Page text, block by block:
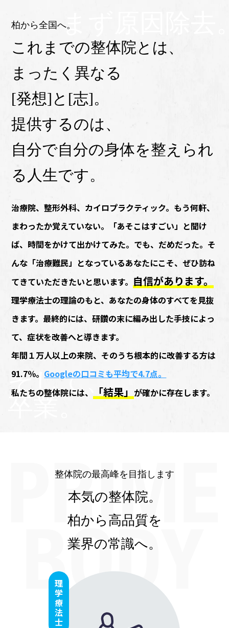
柏から全国へ。
これまでの整体院とは、
まったく異なる
[発想]と[志]。
提供するのは、
⾃分で⾃分の⾝体を整えられ
る⼈⽣です。
治療院、整形外科、カイロプラクティック。もう何軒、
まわったか覚えていない。「あそこはすごい」と聞け
ば、時間をかけて出かけてみた。でも、だめだった。そ
んな「治療難⺠」となっているあなたにこそ、ぜひ訪ね
てきていただきたいと思います。 ⾃信があります。
理学療法⼠の理論のもと、あなたの⾝体のすべてを⾒抜
きます。最終的には、研鑽の末に編み出した⼿技によっ
て、症状を改善へと導きます。
年間１万⼈以上の来院、そのうち根本的に改善する⽅は
91.7％。 Googleの⼝コミも平均で4.7点。
私たちの整体院には、
「結果」 が確かに存在します。
まず原因除去
そして、
卒業。
整体院の最⾼峰を⽬指します
本気の整体院。
柏から⾼品質を
業界の常識へ。
理学療法⼠